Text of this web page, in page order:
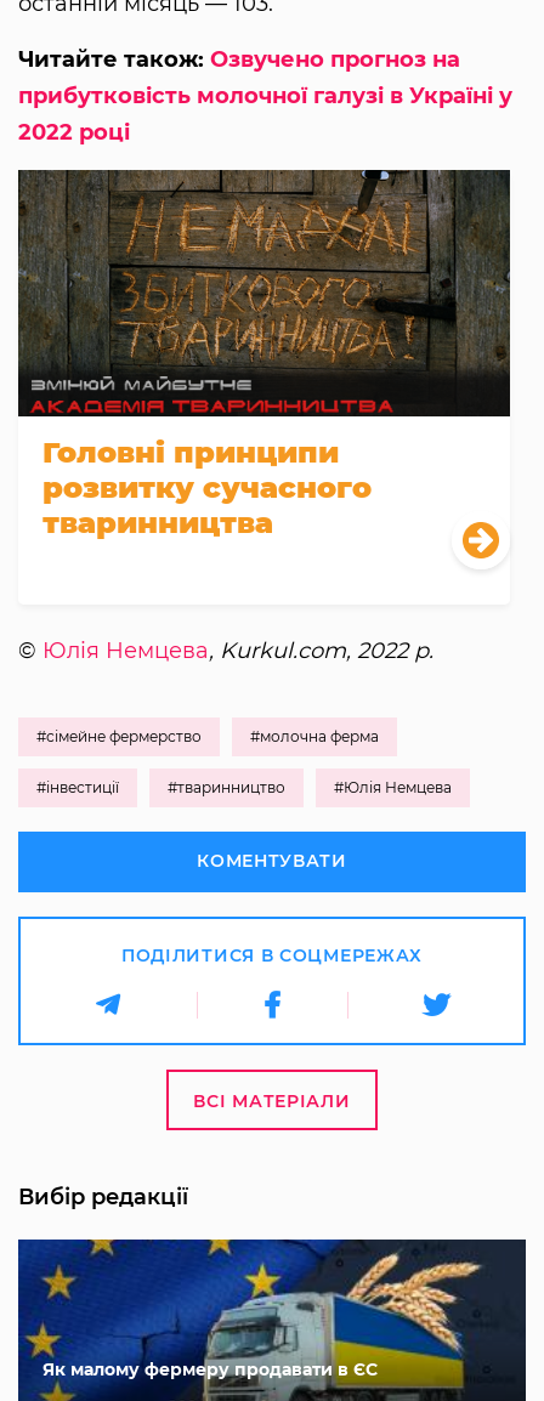
Читайте також: Озвучено прогноз на
прибутковість молочної галузі в Україні у
2022 році
Головні принципи
розвитку сучасного
тваринництва
© Юлія Немцева, Kurkul.com, 2022 р.
#сімейне фермерство #молочна ферма
#інвестиції #тваринництво #Юлія Немцева
КОМЕНТУВАТИ
ПОДІЛИТИСЯ В СОЦМЕРЕЖАХ
ВСІ МАТЕРІАЛИ
Вибір редакції
Як малому фермеру продавати в ЄС